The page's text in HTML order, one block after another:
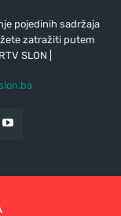
pojedinih sadržaja
zatražiti putem
SLON |